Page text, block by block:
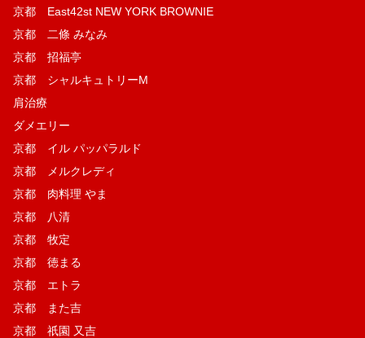
京都 East42st NEW YORK BROWNIE
京都 二條 みなみ
京都 招福亭
京都 シャルキュトリーM
肩治療
ダメエリー
京都 イル パッパラルド
京都 メルクレディ
京都 肉料理 やま
京都 八清
京都 牧定
京都 徳まる
京都 エトラ
京都 また吉
京都 祇園 又吉